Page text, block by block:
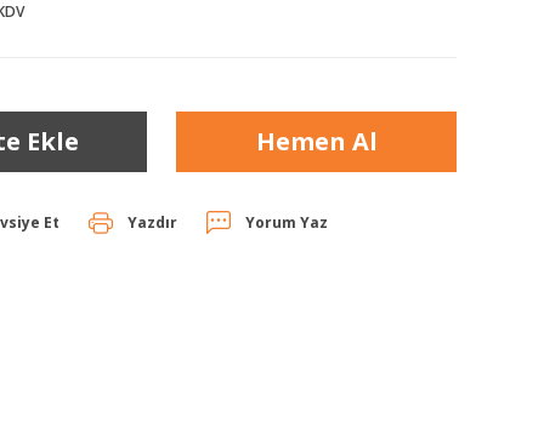
Ekle Hemen Al
Et Yazdır Yorum Yaz